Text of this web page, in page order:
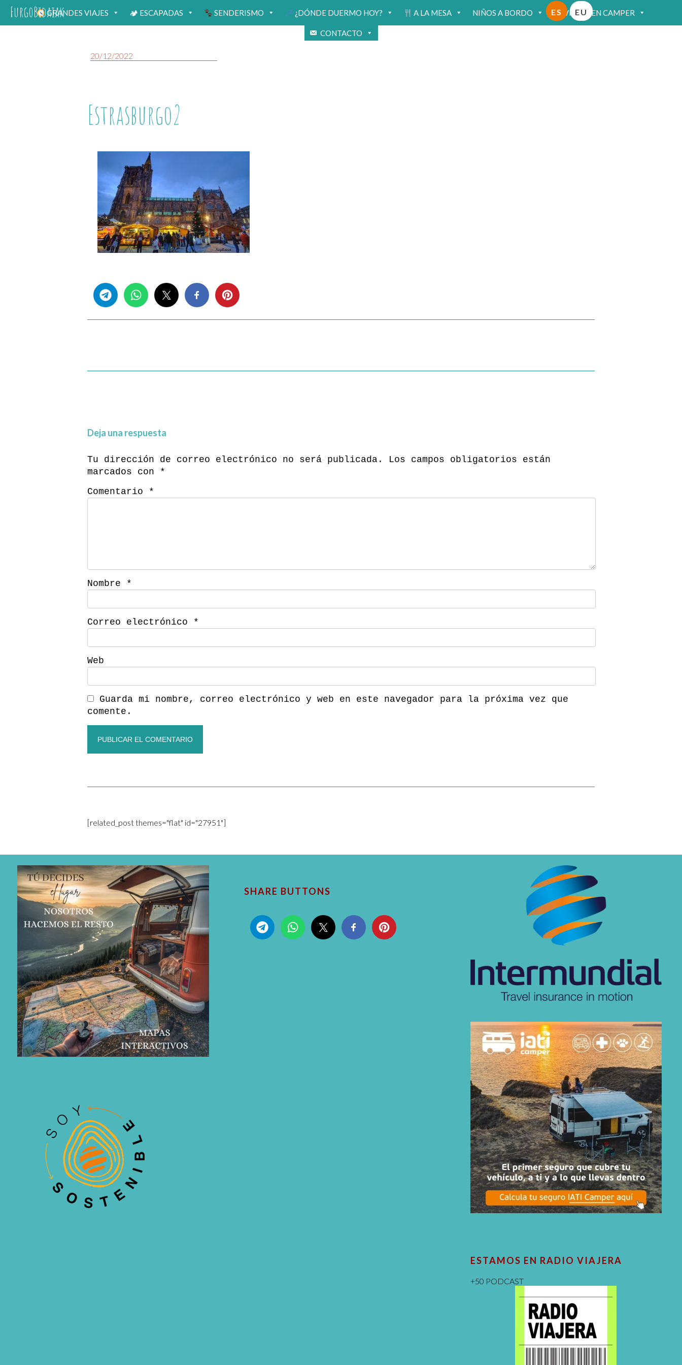
FurgoBidaiakGRANDES VIAJES 🏕 ESCAPADAS SENDERISMO ¿DÓNDE DUERMO HOY? A LA MESA NIÑOS A BORDO VIAJAR EN CAMPER
CONTACTO
ES EU
20/12/2022
Estrasburgo2
Deja una respuesta
Tu dirección de correo electrónico no será publicada.
Los campos obligatorios están
marcados con *
Comentario *
Nombre *
Correo electrónico *
Web
Guarda mi nombre, correo electrónico y web en este navegador para la próxima vez que
comente.
[related_post themes="flat" id="27951"]
SHARE BUTTONS
ESTAMOS EN RADIO VIAJERA
+50 PODCAST